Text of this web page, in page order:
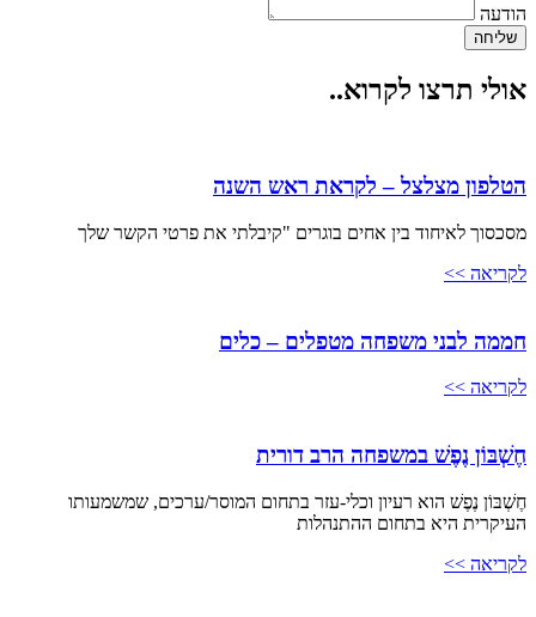
הודעה
שליחה
אולי תרצו לקרוא..
הטלפון מצלצל – לקראת ראש השנה
מסכסוך לאיחוד בין אחים בוגרים "קיבלתי את פרטי הקשר שלך
לקריאה >>
חממה לבני משפחה מטפלים – כלים
לקריאה >>
חֶשְׁבּוֹן נֶפֶשׁ במשפחה הרב דורית
חֶשְׁבּוֹן נֶפֶשׁ הוא רעיון וכלי-עזר בתחום המוסר/ערכים, שמשמעותו
העיקרית היא בתחום ההתנהלות
לקריאה >>